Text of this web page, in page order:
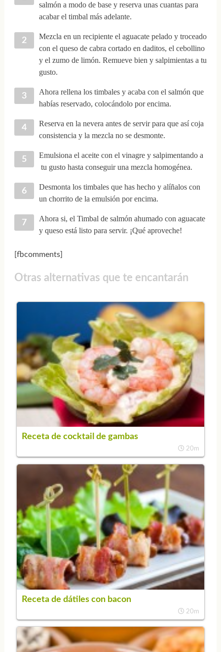
salmón a modo de base y reserva unas cuantas para
acabar el timbal más adelante.
Mezcla en un recipiente el aguacate pelado y troceado
con el queso de cabra cortado en daditos, el cebollino
y el zumo de limón. Remueve bien y salpimientas a tu
gusto.
Ahora rellena los timbales y acaba con el salmón que
habías reservado, colocándolo por encima.
Reserva en la nevera antes de servir para que así coja
consistencia y la mezcla no se desmonte.
Emulsiona el aceite con el vinagre y salpimentando a
tu gusto hasta conseguir una mezcla homogénea.
Desmonta los timbales que has hecho y alíñalos con
un chorrito de la emulsión por encima.
Ahora si, el Timbal de salmón ahumado con aguacate
y queso está listo para servir. ¡Qué aproveche!
[fbcomments]
Otras alternativas que te encantarán
Receta de cocktail de gambas
20m
Receta de dátiles con bacon
20m